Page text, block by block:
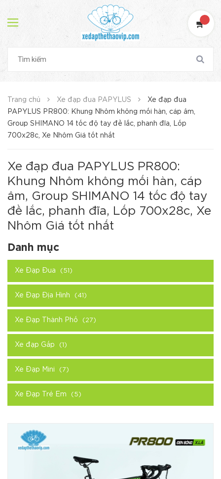
Trang chủ Xe đạp đua PAPYLUS
Xe đạp đua
PAPYLUS PR800: Khung Nhôm không mối hàn, cáp âm,
Group SHIMANO 14 tốc độ tay đề lắc, phanh đĩa, Lốp
700x28c, Xe Nhôm Giá tốt nhất
Xe đạp đua PAPYLUS PR800:
Khung Nhôm không mối hàn, cáp
âm, Group SHIMANO 14 tốc độ tay
đề lắc, phanh đĩa, Lốp 700x28c, Xe
Nhôm Giá tốt nhất
Danh mục
Xe Đạp Đua (51)
Xe Đạp Địa Hình (41)
Xe Đạp Thành Phố (27)
Xe đạp Gấp (1)
Xe Đạp Mini (7)
Xe Đạp Trẻ Em (5)